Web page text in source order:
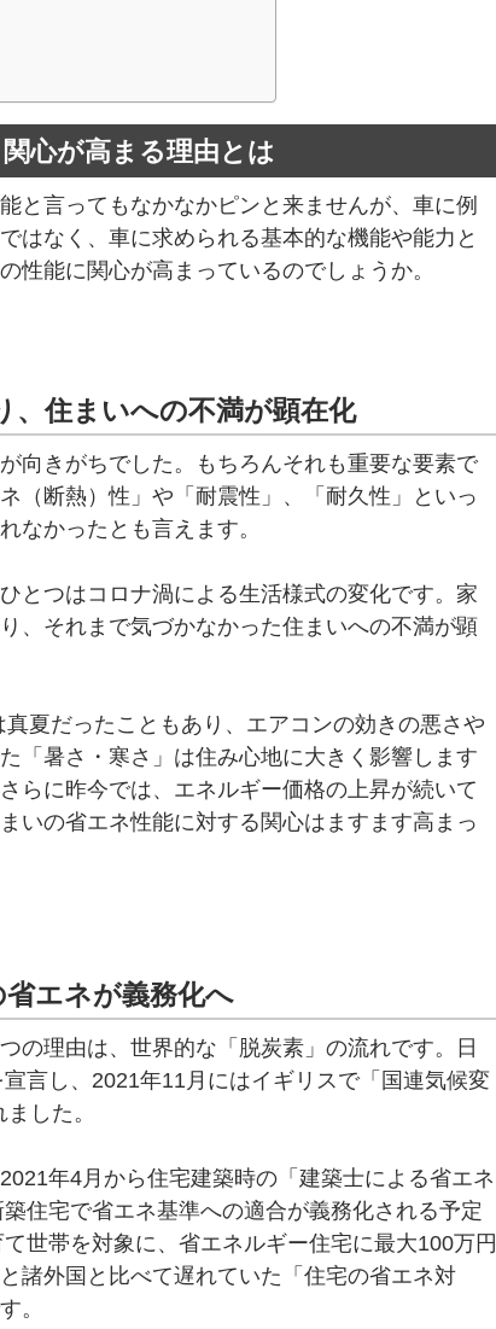
心が高まる理由とは
と言ってもなかなかピンと来ませんが、車に例
はなく、車に求められる基本的な機能や能力と
性能に関心が高まっているのでしょうか。
、住まいへの不満が顕在化
向きがちでした。もちろんそれも重要な要素で
（断熱）性」や「耐震性」、「耐久性」といっ
なかったとも言えます。
とつはコロナ渦による生活様式の変化です。家
、それまで気づかなかった住まいへの不満が顕
夏だったこともあり、エアコンの効きの悪さや
「暑さ・寒さ」は住み心地に大きく影響します
らに昨今では、エネルギー価格の上昇が続いて
いの省エネ性能に対する関心はますます高まっ
エネが義務化へ
の理由は、世界的な「脱炭素」の流れです。日
言し、2021年11月にはイギリスで「国連気候変
した。
年4月から住宅建築時の「建築士による省エネ
住宅で省エネ基準への適合が義務化される予定
世帯を対象に、省エネルギー住宅に最大100万円
諸外国と比べて遅れていた「住宅の省エネ対
。